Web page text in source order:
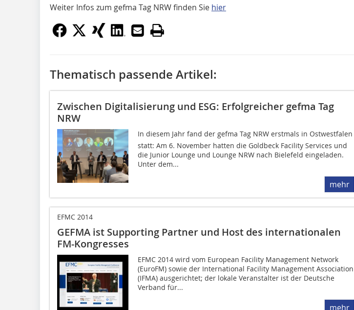
Weiter Infos zum gefma Tag NRW finden Sie hier
Thematisch passende Artikel:
Zwischen Digitalisierung und ESG: Erfolgreicher gefma Tag
NRW
In diesem Jahr fand der gefma Tag NRW erstmals in Ostwestfalen
statt: Am 6. November hatten die Goldbeck Facility Services und
die Junior Lounge und Lounge NRW nach Bielefeld eingeladen.
Unter dem...
mehr
EFMC 2014
GEFMA ist Supporting Partner und Host des internationalen
FM-Kongresses
EFMC 2014 wird vom European Facility Management Network
(EuroFM) sowie der International Facility Management Association
(IFMA) ausgerichtet; der lokale Veranstalter ist der Deutsche
Verband für...
mehr